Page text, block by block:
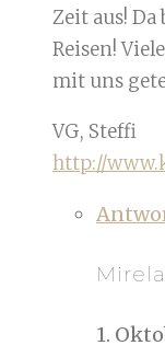
Zeit aus!
Reisen!
mit uns
VG, Steffi
http://
Mirela
1.